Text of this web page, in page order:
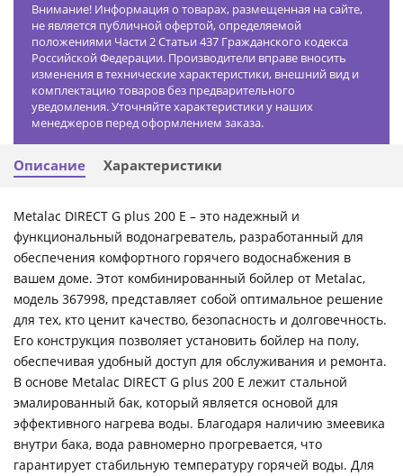
Внимание! Информация о товарах, размещенная на сайте,
не является публичной офертой, определяемой
положениями Части 2 Статьи 437 Гражданского кодекса
Российской Федерации. Производители вправе вносить
изменения в технические характеристики, внешний вид и
комплектацию товаров без предварительного
уведомления. Уточняйте характеристики у наших
менеджеров перед оформлением заказа.
Описание Характеристики
Metalac DIRECT G plus 200 E – это надежный и
функциональный водонагреватель, разработанный для
обеспечения комфортного горячего водоснабжения в
вашем доме. Этот комбинированный бойлер от Metalac,
модель 367998, представляет собой оптимальное решение
для тех, кто ценит качество, безопасность и долговечность.
Его конструкция позволяет установить бойлер на полу,
обеспечивая удобный доступ для обслуживания и ремонта.
В основе Metalac DIRECT G plus 200 E лежит стальной
эмалированный бак, который является основой для
эффективного нагрева воды. Благодаря наличию змеевика
внутри бака, вода равномерно прогревается, что
гарантирует стабильную температуру горячей воды. Для